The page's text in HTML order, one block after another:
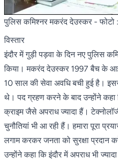
पुलिस कमिश्नर मकरंद देउस्कर - फोटो
विस्तार
इंदौर में गुड़ी पड़वा के दिन नए पुलिस
किया। मकरंद देउस्कर 1997 बैच के
10 साल की सेवा अवधि बची हुई है।
थे। पद ग्रहण करने के बाद उन्होंने कहा
क्राइम जैसे अपराध ज्यादा हैं।
चुनौतियां भी आ रही हैं। हमारा पूरा
लगाम करकर जनता को सुरक्षा प्रदान
उन्होंने कहा कि इंदौर में अपराध भी